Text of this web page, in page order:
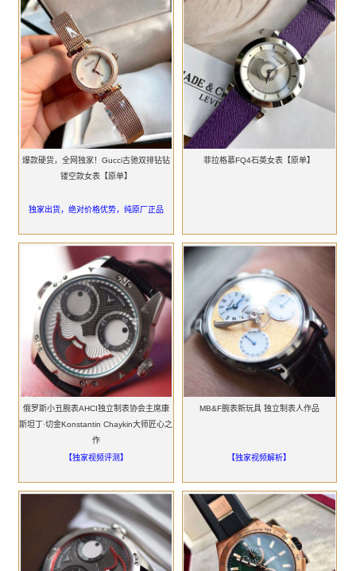
爆款硬货，全网独家！Gucci古驰双排钻钻
镂空款女表【原单】
独家出货，绝对价格优势，纯原厂正品
菲拉格慕FQ4石英女表【原单】
俄罗斯小丑腕表AHCI独立制表协会主席康
斯坦丁·切金Konstantin Chaykin大师匠心之
作
【独家视频评测】
MB&F腕表新玩具 独立制表人作品
【独家视频解析】